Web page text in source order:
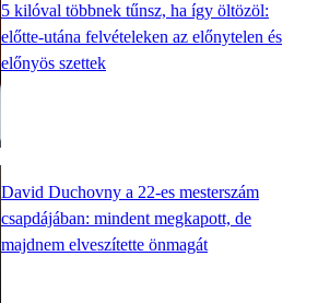
5 kilóval többnek tűnsz, ha így öltözöl:
előtte-utána felvételeken az előnytelen és
előnyös szettek
David Duchovny a 22-es mesterszám
csapdájában: mindent megkapott, de
majdnem elveszítette önmagát